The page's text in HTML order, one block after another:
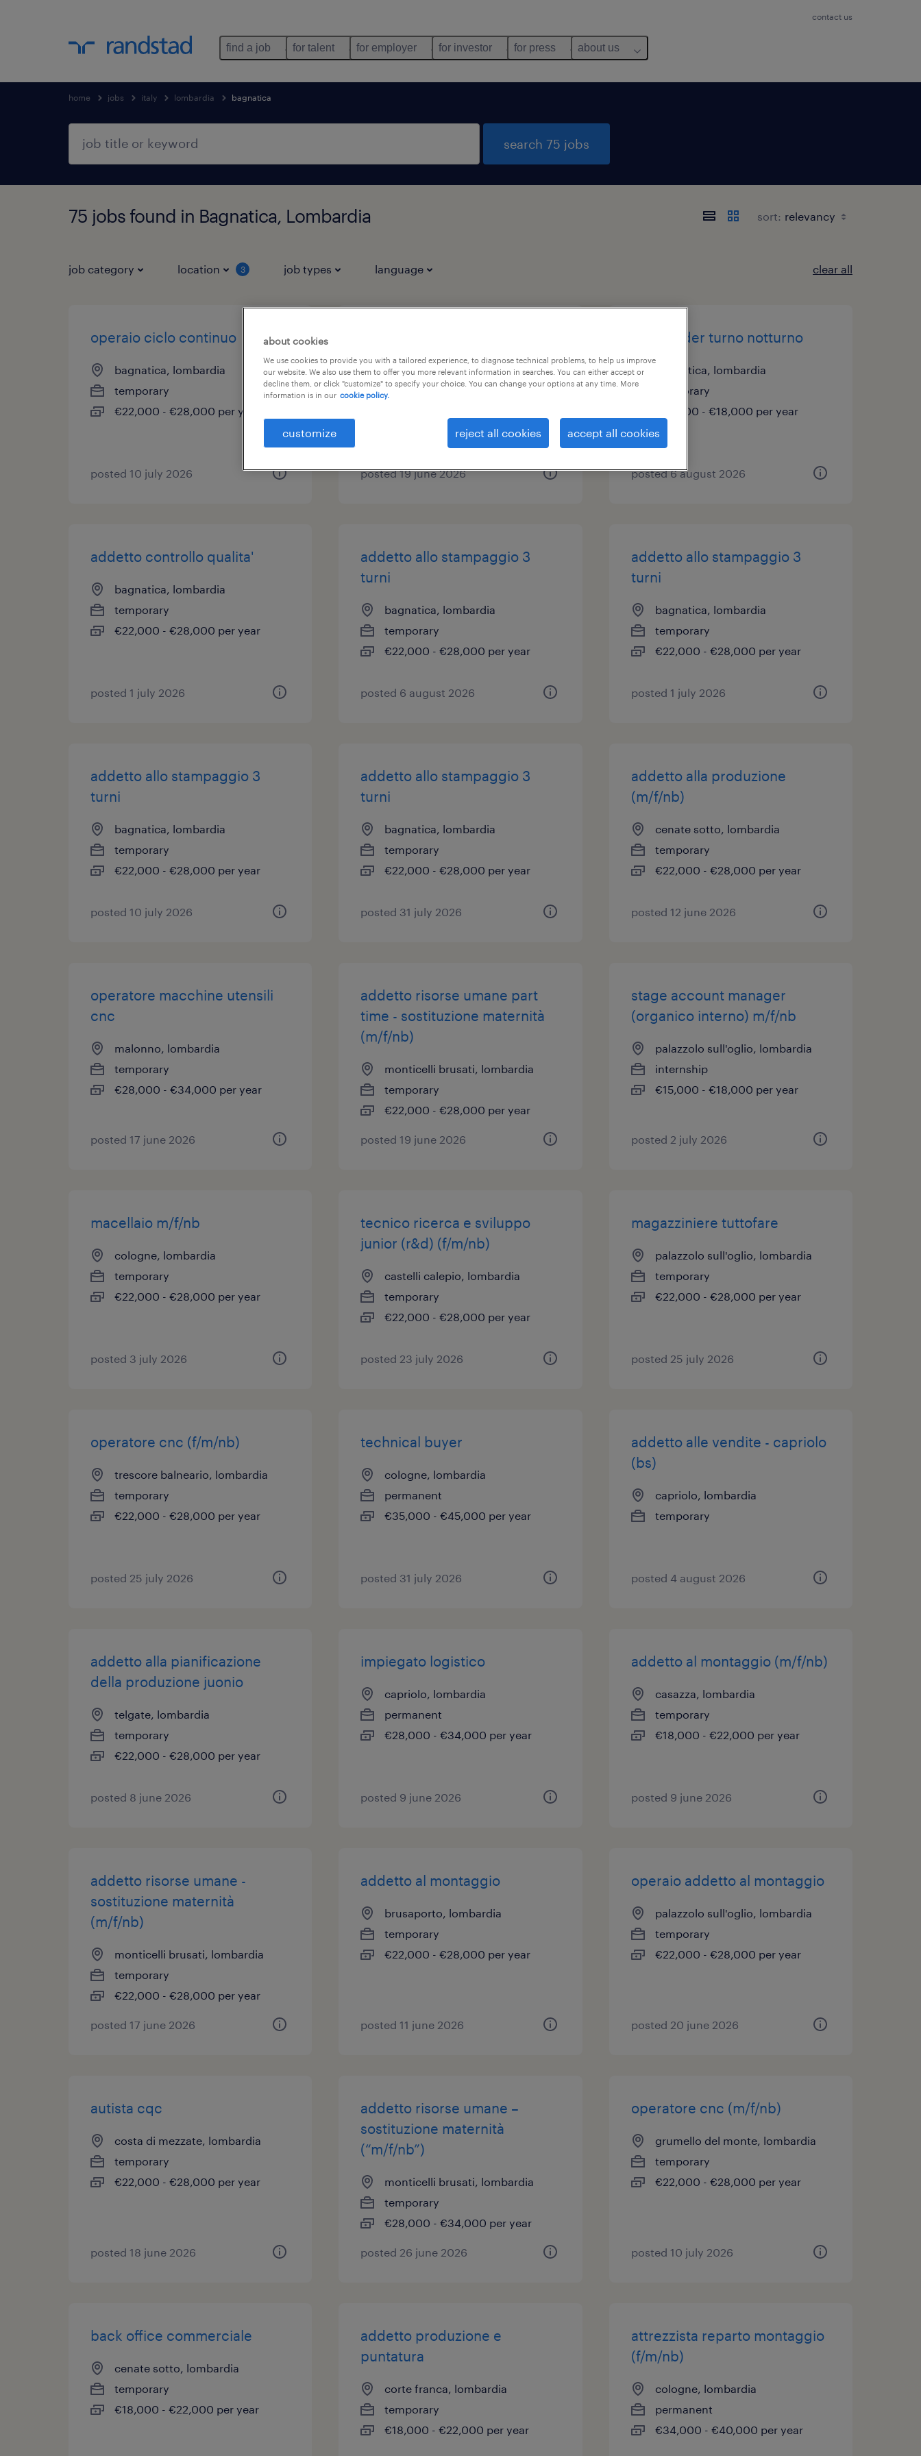
contact us
find a job for talent for employer for investor for press about us
home jobs italy lombardia bagnatica
search 75 jobs
75 jobs found in Bagnatica, Lombardia sort:
job category location 3 job types language clear all
operaio ciclo continuo
bagnatica, lombardia
temporary
€22,000 - €28,000 per year
posted 10 july 2026
turni
bagnatica, lombardia
€22,000 - €28,000 per year
posted 19 june 2026
weekender turno notturno
bagnatica, lombardia
temporary
€15,000 - €18,000 per year
posted 6 august 2026
addetto controllo qualita'
bagnatica, lombardia
temporary
€22,000 - €28,000 per year
posted 1 july 2026
addetto allo stampaggio 3
turni
bagnatica, lombardia
temporary
€22,000 - €28,000 per year
posted 6 august 2026
addetto allo stampaggio 3
turni
bagnatica, lombardia
temporary
€22,000 - €28,000 per year
posted 1 july 2026
addetto allo stampaggio 3
turni
bagnatica, lombardia
temporary
€22,000 - €28,000 per year
posted 10 july 2026
addetto allo stampaggio 3
turni
bagnatica, lombardia
temporary
€22,000 - €28,000 per year
posted 31 july 2026
addetto alla produzione
(m/f/nb)
cenate sotto, lombardia
temporary
€22,000 - €28,000 per year
posted 12 june 2026
operatore macchine utensili
cnc
malonno, lombardia
temporary
€28,000 - €34,000 per year
posted 17 june 2026
addetto risorse umane part
time - sostituzione maternità
(m/f/nb)
monticelli brusati, lombardia
temporary
€22,000 - €28,000 per year
posted 19 june 2026
stage account manager
(organico interno) m/f/nb
palazzolo sull'oglio, lombardia
internship
€15,000 - €18,000 per year
posted 2 july 2026
macellaio m/f/nb
cologne, lombardia
temporary
€22,000 - €28,000 per year
posted 3 july 2026
tecnico ricerca e sviluppo
junior (r&d) (f/m/nb)
castelli calepio, lombardia
temporary
€22,000 - €28,000 per year
posted 23 july 2026
magazziniere tuttofare
palazzolo sull'oglio, lombardia
temporary
€22,000 - €28,000 per year
posted 25 july 2026
operatore cnc (f/m/nb)
trescore balneario, lombardia
temporary
€22,000 - €28,000 per year
posted 25 july 2026
technical buyer
cologne, lombardia
permanent
€35,000 - €45,000 per year
posted 31 july 2026
addetto alle vendite - capriolo
(bs)
capriolo, lombardia
temporary
posted 4 august 2026
addetto alla pianificazione
della produzione juonio
telgate, lombardia
temporary
€22,000 - €28,000 per year
posted 8 june 2026
impiegato logistico
capriolo, lombardia
permanent
€28,000 - €34,000 per year
posted 9 june 2026
addetto al montaggio (m/f/nb)
casazza, lombardia
temporary
€18,000 - €22,000 per year
posted 9 june 2026
addetto risorse umane -
sostituzione maternità
(m/f/nb)
monticelli brusati, lombardia
temporary
€22,000 - €28,000 per year
posted 17 june 2026
addetto al montaggio
brusaporto, lombardia
temporary
€22,000 - €28,000 per year
posted 11 june 2026
operaio addetto al montaggio
palazzolo sull'oglio, lombardia
temporary
€22,000 - €28,000 per year
posted 20 june 2026
autista cqc
costa di mezzate, lombardia
temporary
€22,000 - €28,000 per year
posted 18 june 2026
addetto risorse umane –
sostituzione maternità
(“m/f/nb”)
monticelli brusati, lombardia
temporary
€28,000 - €34,000 per year
posted 26 june 2026
operatore cnc (m/f/nb)
grumello del monte, lombardia
temporary
€22,000 - €28,000 per year
posted 10 july 2026
back office commerciale
cenate sotto, lombardia
temporary
€18,000 - €22,000 per year
addetto produzione e
puntatura
corte franca, lombardia
temporary
€18,000 - €22,000 per year
attrezzista reparto montaggio
(f/m/nb)
cologne, lombardia
permanent
€34,000 - €40,000 per year
about cookies
We use cookies to provide you with a tailored experience, to diagnose technical problems, to help us improve
our website. We also use them to offer you more relevant information in searches. You can either accept or
decline them, or click "customize" to specify your choice. You can change your options at any time. More
information is in our cookie policy.
customize reject all cookies accept all cookies